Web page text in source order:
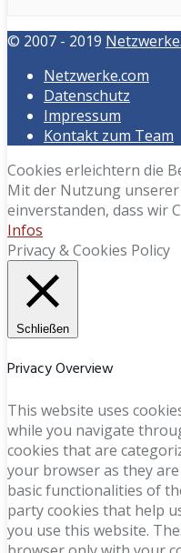
© 2007 - 2019
Netzwerke.com
Datenschutz
Impressum
Kontakt zum Team
Cookies erleichtern die
Mit der Nutzung
einverstanden, dass wir
Infos
Privacy & Cookies Policy
Schließen
Privacy Overview
This website uses
while you navigate
cookies that are
your browser as they
basic functionalities of
party cookies that help
you use this website.